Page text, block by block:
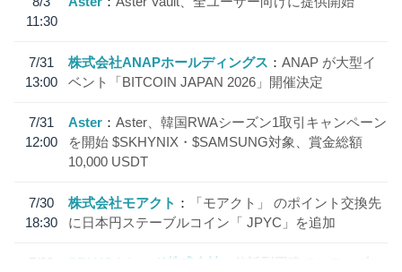
11:30
7/31
13:00
株式会社ANAPホールディングス
ANAP が大型イ
ベント「BITCOIN JAPAN 2026」開催決定
7/31
12:00
Aster
Aster、韓国RWAシーズン1取引キャンペーン
を開始 $SKHYNIX・$SAMSUNG対象、賞金総額
10,000 USDT
7/30
18:30
株式会社モアクト
「モアクト」 のポイント交換先
に日本円ステーブルコイン「 JPYC」を追加
7/29
SBI VCトレード株式会社
信託型円建てステーブル